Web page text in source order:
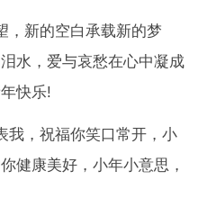
，新的空白承载新的梦
水，爱与哀愁在心中凝成
快乐!
我，祝福你笑口常开，小
健康美好，小年小意思，